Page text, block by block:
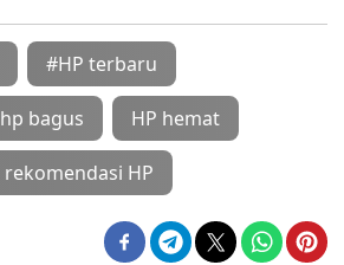
#HP terbaru
hp bagus HP hemat
rekomendasi HP